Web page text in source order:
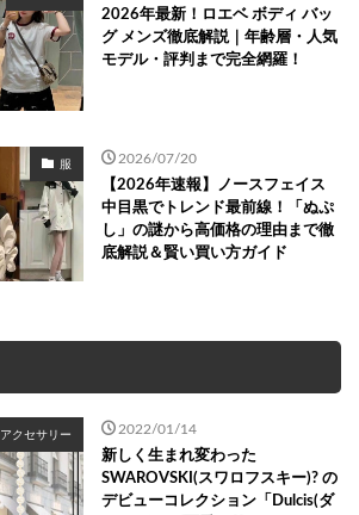
2026年最新！ロエベ ボディ バッ
グ メンズ徹底解説｜年齢層・人気
モデル・評判まで完全網羅！
服 2026/07/20
【2026年速報】ノースフェイス
中目黒でトレンド最前線！「ぬぷ
し」の謎から高価格の理由まで徹
底解説＆賢い買い方ガイド
アクセサリー 2022/01/14
新しく生まれ変わった
SWAROVSKI(スワロフスキー)? の
デビューコレクション「Dulcis(ダ